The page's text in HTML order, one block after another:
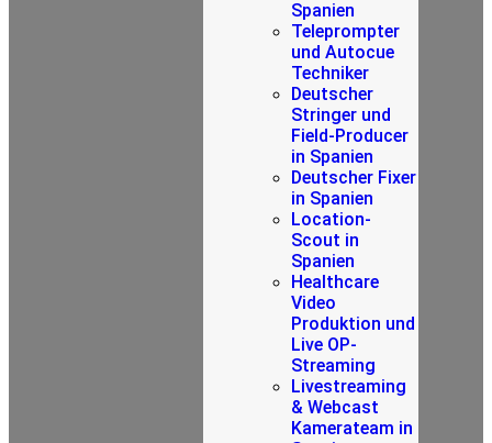
Spanien
Teleprompter
und Autocue
Techniker
Deutscher
Stringer und
Field-Producer
in Spanien
Deutscher Fixer
in Spanien
Location-
Scout in
Spanien
Healthcare
Video
Produktion und
Live OP-
Streaming
Livestreaming
& Webcast
Kamerateam in